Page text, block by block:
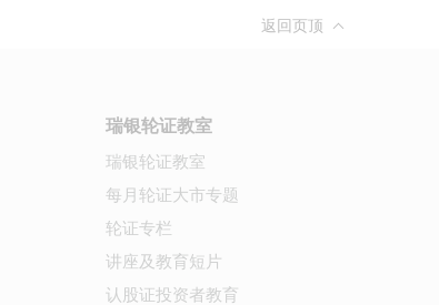
返回页顶
瑞银轮证教室
瑞银轮证教室
每月轮证大市专题
轮证专栏
讲座及教育短片
认股证投资者教育